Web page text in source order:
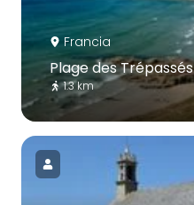
Francia
Plage des Trépassés
1.3 km